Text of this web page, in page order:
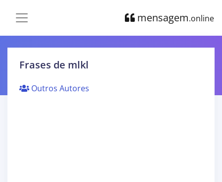
mensagem.online
Frases de mlkl
Outros Autores